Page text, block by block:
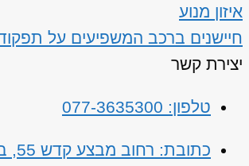
איזון מנוע
חיישנים ברכב המשפיעים על
יצירת קשר
טלפון: 077-3635300
כתובת: רחוב מבצע קדש 55, בני ברק